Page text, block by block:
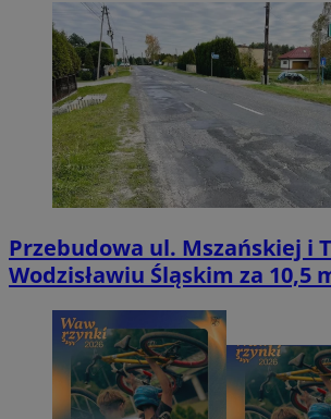
Przebudowa ul. Mszańskiej i
Wodzisławiu Śląskim za 10,5